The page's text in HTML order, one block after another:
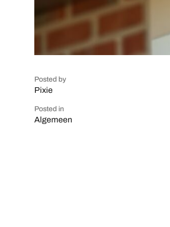
Posted by
Pixie
Posted in
Algemeen